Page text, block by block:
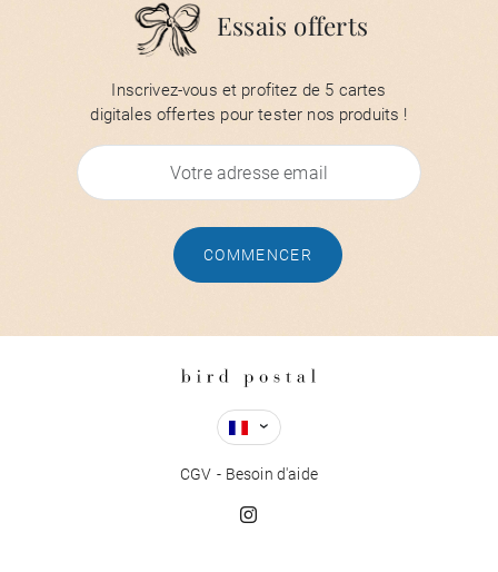
Essais offerts
Inscrivez-vous et profitez de 5 cartes
digitales offertes pour tester nos produits !
COMMENCER
CGV Besoin d'aide